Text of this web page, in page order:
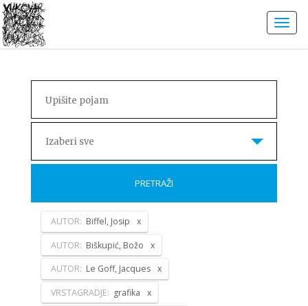
Izaberi sve
PRETRAŽI
AUTOR: Biffel, Josip
AUTOR: Biškupić, Božo
AUTOR: Le Goff, Jacques
VRSTAGRADJE: grafika